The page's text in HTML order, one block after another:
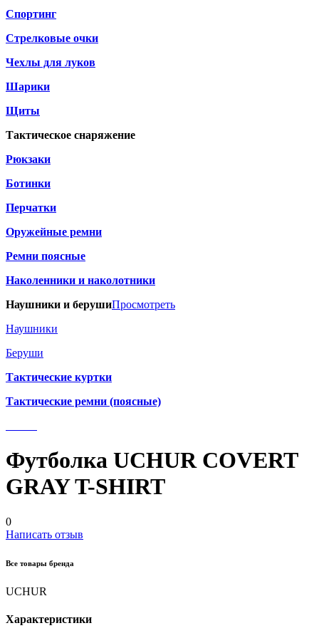
Спортинг
Стрелковые очки
Чехлы для луков
Шарики
Щиты
Тактическое снаряжение
Рюкзаки
Ботинки
Перчатки
Оружейные ремни
Ремни поясные
Наколенники и наколотники
Наушники и берушиПросмотреть
Наушники
Беруши
Тактические куртки
Тактические ремни (поясные)
Футболка UCHUR COVERT
GRAY T-SHIRT
0
Написать отзыв
Все товары бренда
UCHUR
Характеристики